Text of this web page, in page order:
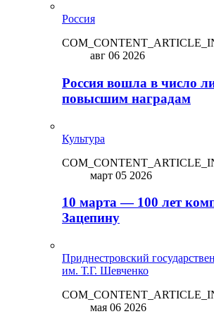
Россия
авг 06 2026
Россия вошла в число
повысшим наградам
Культура
март 05 2026
10 марта — 100 лет
Зацепину
Приднестровский
им. Т.Г. Шевченко
мая 06 2026